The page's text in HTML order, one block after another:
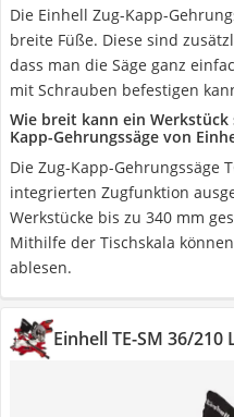
Die Einhell Zug-Kapp-
breite Füße. Diese sind
dass man die Säge ganz
mit Schrauben befestigen
Wie breit kann ein
Kapp-Gehrungssäge von
Die Zug-Kapp-Gehrungssäge
integrierten Zugfunktion
Werkstücke bis zu 340 mm
Mithilfe der Tischskala
ablesen.
Einhell TE-SM 36/210